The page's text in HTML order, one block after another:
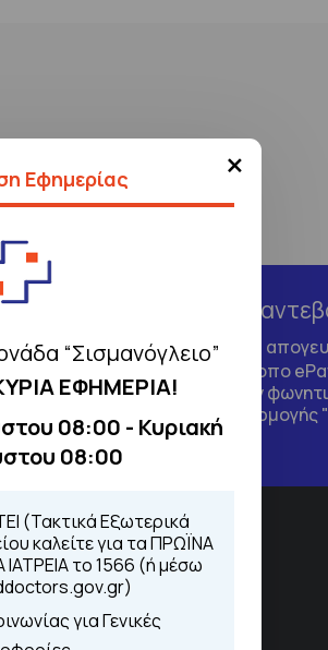
×
Εφημερίας
“Σισμανόγλειο”
ΕΦΗΜΕΡΙΑ!
08:00 - Κυριακή
08:00
(Τακτικά Εξωτερικά
καλείτε για τα ΠΡΩΪΝΑ
το 1566 (ή μέσω
για Γενικές
Τηλέφωνα για
Για τα πρωινά και τα
Από τον ιστότοπο
Καλώντας στην
Μέσω της εφαρμογής
Μελισσίων “Άμαλία Φλέμιγκ”